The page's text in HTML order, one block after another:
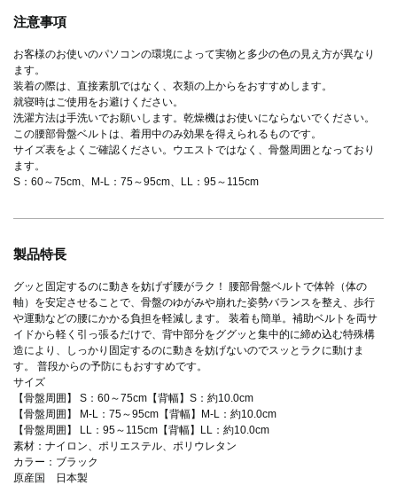
注意事項
お客様のお使いのパソコンの環境によって実物と多少の色の見え方が異なり
ます。
装着の際は、直接素肌ではなく、衣類の上からをおすすめします。
就寝時はご使用をお避けください。
洗濯方法は手洗いでお願いします。乾燥機はお使いにならないでください。
この腰部骨盤ベルトは、着用中のみ効果を得えられるものです。
サイズ表をよくご確認ください。ウエストではなく、骨盤周囲となっており
ます。
S：60～75cm、M-L：75～95cm、LL：95～115cm
製品特長
グッと固定するのに動きを妨げず腰がラク！ 腰部骨盤ベルトで体幹（体の
軸）を安定させることで、骨盤のゆがみや崩れた姿勢バランスを整え、歩行
や運動などの腰にかかる負担を軽減します。 装着も簡単。補助ベルトを両サ
イドから軽く引っ張るだけで、背中部分をググッと集中的に締め込む特殊構
造により、しっかり固定するのに動きを妨げないのでスッとラクに動けま
す。 普段からの予防にもおすすめです。
サイズ
【骨盤周囲】 S：60～75cm【背幅】S：約10.0cm
【骨盤周囲】 M-L：75～95cm【背幅】M-L：約10.0cm
【骨盤周囲】 LL：95～115cm【背幅】LL：約10.0cm
素材：ナイロン、ポリエステル、ポリウレタン
カラー：ブラック
原産国 日本製